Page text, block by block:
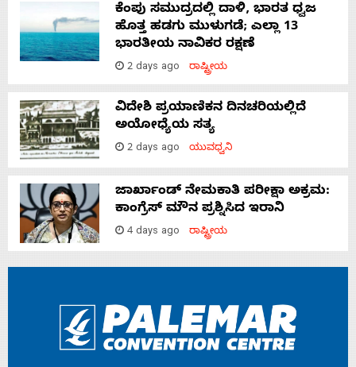
ಕೆಂಪು ಸಮುದ್ರದಲ್ಲಿ ದಾಳಿ, ಭಾರತ ಧ್ವಜ
ಹೊತ್ತ ಹಡಗು ಮುಳುಗಡೆ; ಎಲ್ಲಾ 13
ಭಾರತೀಯ ನಾವಿಕರ ರಕ್ಷಣೆ
2 days ago ರಾಷ್ಟ್ರೀಯ
ವಿದೇಶಿ ಪ್ರಯಾಣಿಕನ ದಿನಚರಿಯಲ್ಲಿದೆ
ಅಯೋಧ್ಯೆಯ ಸತ್ಯ
2 days ago ಯುವಧ್ವನಿ
ಜಾರ್ಖಾಂಡ್‌ ನೇಮಕಾತಿ ಪರೀಕ್ಷಾ ಅಕ್ರಮ:
ಕಾಂಗ್ರೆಸ್‌ ಮೌನ ಪ್ರಶ್ನಿಸಿದ ಇರಾನಿ
4 days ago ರಾಷ್ಟ್ರೀಯ